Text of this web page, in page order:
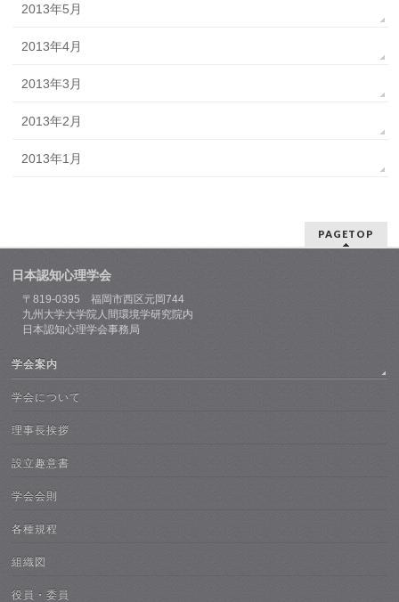
2013年5月
2013年4月
2013年3月
2013年2月
2013年1月
PAGETOP
日本認知心理学会
〒819-0395 福岡市西区元岡744
九州大学大学院人間環境学研究院内
日本認知心理学会事務局
学会案内
学会について
理事長挨拶
設立趣意書
学会会則
各種規程
組織図
役員・委員